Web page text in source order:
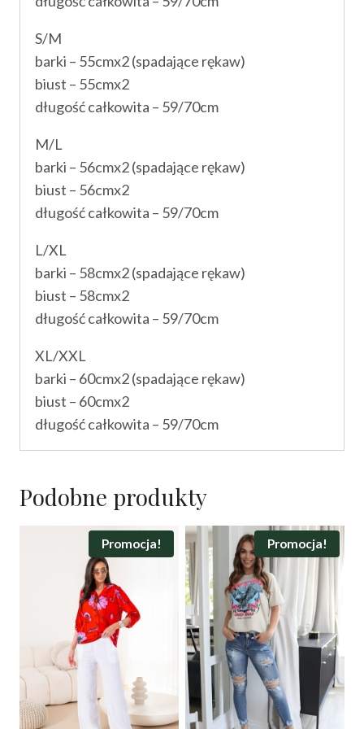
S/M
barki – 55cmx2 (spadające rękaw)
biust – 55cmx2
długość całkowita – 59/70cm
M/L
barki – 56cmx2 (spadające rękaw)
biust – 56cmx2
długość całkowita – 59/70cm
L/XL
barki – 58cmx2 (spadające rękaw)
biust – 58cmx2
długość całkowita – 59/70cm
XL/XXL
barki – 60cmx2 (spadające rękaw)
biust – 60cmx2
długość całkowita – 59/70cm
Podobne produkty
Promocja! Promocja!